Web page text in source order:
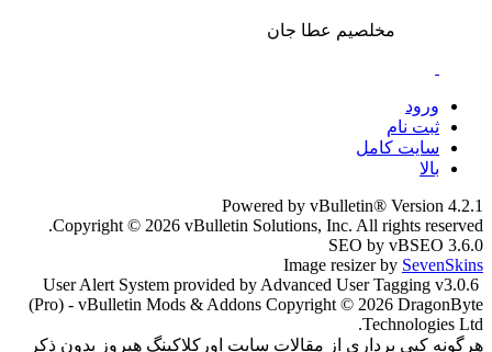
مخلصیم عطا جان
ورود
ثبت نام
سایت کامل
بالا
Powered by vBulletin® Version 4.2.1
Copyright © 2026 vBulletin Solutions, Inc. All rights reserved.
SEO by vBSEO 3.6.0
Image resizer by SevenSkins
User Alert System provided by Advanced User Tagging v3.0.6
(Pro) - vBulletin Mods & Addons Copyright © 2026 DragonByte
Technologies Ltd.
هرگونه کپی برداری از مقالات سایت اورکلاکینگ هیروز بدون ذکر